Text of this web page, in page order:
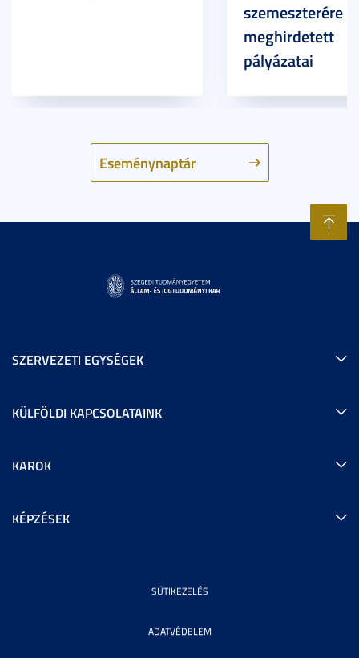
Eseménynaptár
szemeszterére
meghirdetett
pályázatai
SZERVEZETI EGYSÉGEK
KÜLFÖLDI KAPCSOLATAINK
KAROK
KÉPZÉSEK
SÜTIKEZELÉS
ADATVÉDELEM